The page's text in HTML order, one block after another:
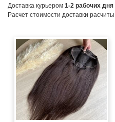
Доставка курьером 1-2 рабочих дня
Расчет стоимости доставки